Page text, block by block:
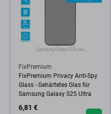
FixPremium
FixPremium Privacy Anti-Spy
Glass - Gehärtetes Glas für
Samsung Galaxy S25 Ultra
6,81 €